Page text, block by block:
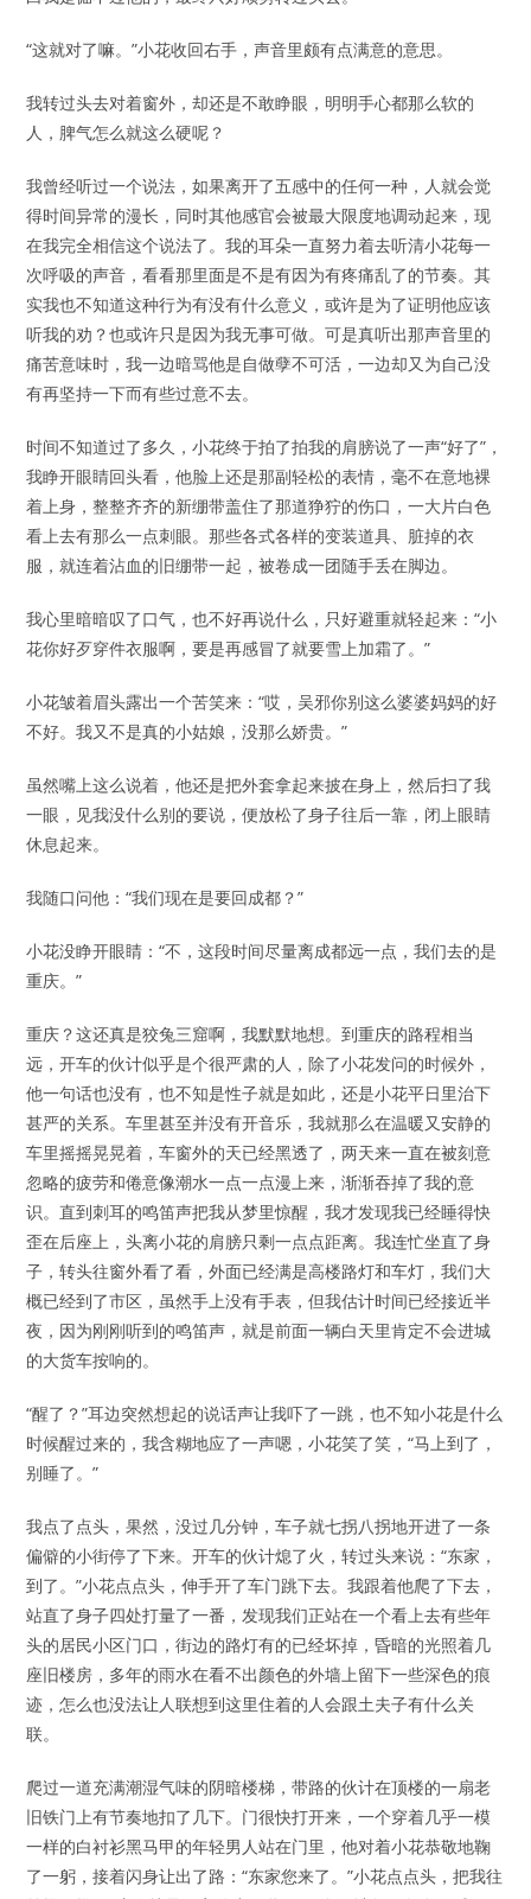
“这就对了嘛。”小花收回右手，声音里颇有点满意的意思。
我转过头去对着窗外，却还是不敢睁眼，明明手心都那么软的
人，脾气怎么就这么硬呢？
我曾经听过一个说法，如果离开了五感中的任何一种，人就会觉
得时间异常的漫长，同时其他感官会被最大限度地调动起来，现
在我完全相信这个说法了。我的耳朵一直努力着去听清小花每一
次呼吸的声音，看看那里面是不是有因为有疼痛乱了的节奏。其
实我也不知道这种行为有没有什么意义，或许是为了证明他应该
听我的劝？也或许只是因为我无事可做。可是真听出那声音里的
痛苦意味时，我一边暗骂他是自做孽不可活，一边却又为自己没
有再坚持一下而有些过意不去。
时间不知道过了多久，小花终于拍了拍我的肩膀说了一声“好了”，
我睁开眼睛回头看，他脸上还是那副轻松的表情，毫不在意地裸
着上身，整整齐齐的新绷带盖住了那道狰狞的伤口，一大片白色
看上去有那么一点刺眼。那些各式各样的变装道具、脏掉的衣
服，就连着沾血的旧绷带一起，被卷成一团随手丢在脚边。
我心里暗暗叹了口气，也不好再说什么，只好避重就轻起来：“小
花你好歹穿件衣服啊，要是再感冒了就要雪上加霜了。”
小花皱着眉头露出一个苦笑来：“哎，吴邪你别这么婆婆妈妈的好
不好。我又不是真的小姑娘，没那么娇贵。”
虽然嘴上这么说着，他还是把外套拿起来披在身上，然后扫了我
一眼，见我没什么别的要说，便放松了身子往后一靠，闭上眼睛
休息起来。
我随口问他：“我们现在是要回成都？”
小花没睁开眼睛：“不，这段时间尽量离成都远一点，我们去的是
重庆。”
重庆？这还真是狡兔三窟啊，我默默地想。到重庆的路程相当
远，开车的伙计似乎是个很严肃的人，除了小花发问的时候外，
他一句话也没有，也不知是性子就是如此，还是小花平日里治下
甚严的关系。车里甚至并没有开音乐，我就那么在温暖又安静的
车里摇摇晃晃着，车窗外的天已经黑透了，两天来一直在被刻意
忽略的疲劳和倦意像潮水一点一点漫上来，渐渐吞掉了我的意
识。直到刺耳的鸣笛声把我从梦里惊醒，我才发现我已经睡得快
歪在后座上，头离小花的肩膀只剩一点点距离。我连忙坐直了身
子，转头往窗外看了看，外面已经满是高楼路灯和车灯，我们大
概已经到了市区，虽然手上没有手表，但我估计时间已经接近半
夜，因为刚刚听到的鸣笛声，就是前面一辆白天里肯定不会进城
的大货车按响的。
“醒了？”耳边突然想起的说话声让我吓了一跳，也不知小花是什么
时候醒过来的，我含糊地应了一声嗯，小花笑了笑，“马上到了，
别睡了。”
我点了点头，果然，没过几分钟，车子就七拐八拐地开进了一条
偏僻的小街停了下来。开车的伙计熄了火，转过头来说：“东家，
到了。”小花点点头，伸手开了车门跳下去。我跟着他爬了下去，
站直了身子四处打量了一番，发现我们正站在一个看上去有些年
头的居民小区门口，街边的路灯有的已经坏掉，昏暗的光照着几
座旧楼房，多年的雨水在看不出颜色的外墙上留下一些深色的痕
迹，怎么也没法让人联想到这里住着的人会跟土夫子有什么关
联。
爬过一道充满潮湿气味的阴暗楼梯，带路的伙计在顶楼的一扇老
旧铁门上有节奏地扣了几下。门很快打开来，一个穿着几乎一模
一样的白衬衫黑马甲的年轻男人站在门里，他对着小花恭敬地鞠
了一躬，接着闪身让出了路：“东家您来了。”小花点点头，把我往